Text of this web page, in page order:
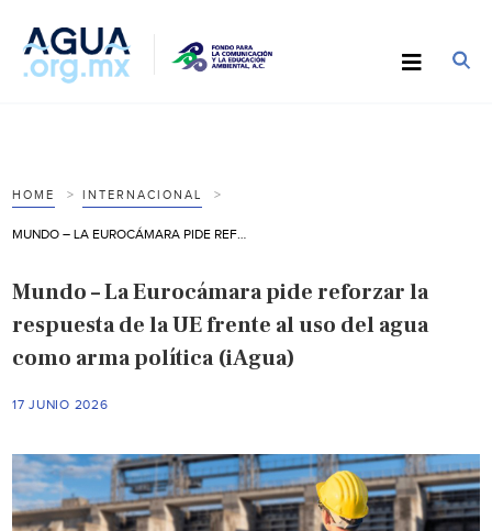
HOME INTERNACIONAL
Mundo – La Eurocámara pide reforzar la
respuesta de la UE frente al uso del agua
como arma política (iAgua)
17 JUNIO 2026